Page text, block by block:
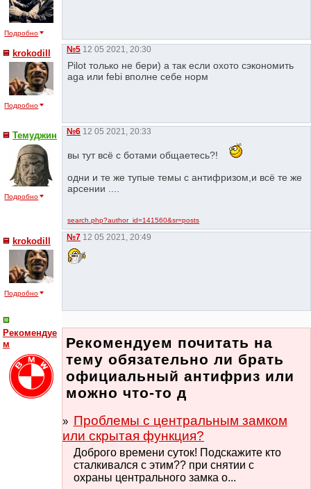
Подробно
krokodill
Подробно
№5 12 05 2021, 20:30
Pilot только не бери) а так если охото сэкономить
aga или febi вполне себе норм
Темуджин
Подробно
№6 12 05 2021, 20:33
вы тут всё с ботами общаетесь?!
одни и те же тупые темы с антифризом,и всё те же
арсении ....
search.php?author_id=141560&sr=posts
krokodill
Подробно
№7 12 05 2021, 20:49
Рекомендуе
м
Рекомендуем почитать на
тему обязательно ли брать
официальный антифриз или
можно что-то д
Проблемы с центральным замком
или скрытая функция?
Доброго времени суток! Подскажите кто
сталкивался с этим?? при снятии с
охраны центрального замка о...